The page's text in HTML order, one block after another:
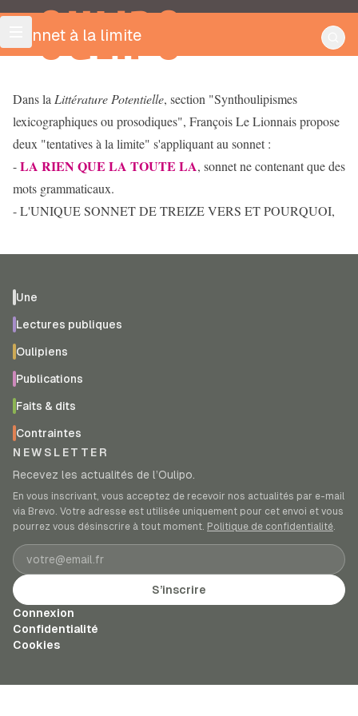
OULIPO
Sonnet à la limite
Dans la Littérature Potentielle, section "Synthoulipismes
lexicographiques ou prosodiques", François Le Lionnais propose
deux "tentatives à la limite" s'appliquant au sonnet :
-LA RIEN QUE LA TOUTE LA, sonnet ne contenant que des
mots grammaticaux.
- L'UNIQUE SONNET DE TREIZE VERS ET POURQUOI,
Une
Lectures publiques
Oulipiens
Publications
Faits & dits
Contraintes
NEWSLETTER
Recevez les actualités de l’Oulipo.
En vous inscrivant, vous acceptez de recevoir nos actualités par e-mail
via Brevo. Votre adresse est utilisée uniquement pour cet envoi et vous
pourrez vous désinscrire à tout moment. Politique de confidentialité.
Adresse e-mail
S’inscrire
Connexion
Confidentialité
Cookies